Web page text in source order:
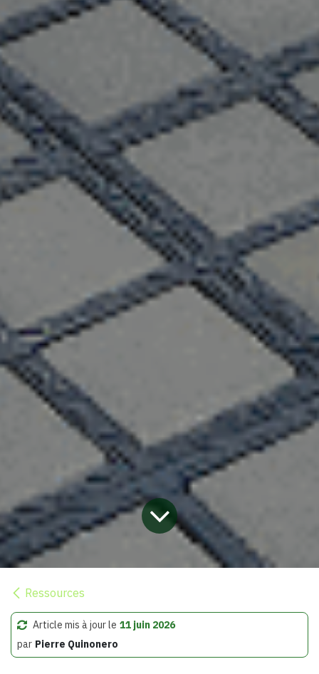
Ressources
Article mis à jour le 11 juin 2026
par Pierre Quinonero